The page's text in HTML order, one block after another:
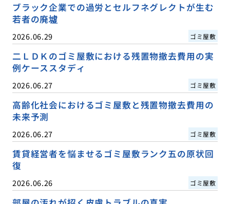
ブラック企業での過労とセルフネグレクトが生む
若者の廃墟
2026.06.29 ゴミ屋敷
二ＬＤＫのゴミ屋敷における残置物撤去費用の実
例ケーススタディ
2026.06.27 ゴミ屋敷
高齢化社会におけるゴミ屋敷と残置物撤去費用の
未来予測
2026.06.27 ゴミ屋敷
賃貸経営者を悩ませるゴミ屋敷ランク五の原状回
復
2026.06.26 ゴミ屋敷